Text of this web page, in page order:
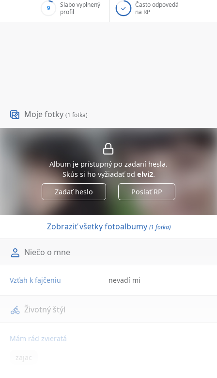
9
Slabo vyplnený
profil
Často odpovedá
na RP
Moje fotky(1 fotka)
Album je prístupný po zadaní hesla.
Skús si ho vyžiadať od elvi2.
Zadať heslo
Poslať RP
Zobraziť všetky fotoalbumy (1 fotka)
Niečo o mne
Vzťah k fajčeniu nevadí mi
Životný štýl
Mám rád zvieratá
zajac